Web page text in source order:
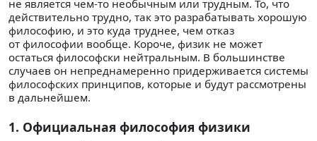
не является чем-то необычным или трудным. То, что
действительно трудно, так это разрабатывать хорошую
философию, и это куда труднее, чем отказ
от философии вообще. Короче, физик не может
остаться философски нейтральным. В большинстве
случаев он непреднамеренно придерживается системы
философских принципов, которые и будут рассмотрены
в дальнейшем.
1. Официальная философия физики